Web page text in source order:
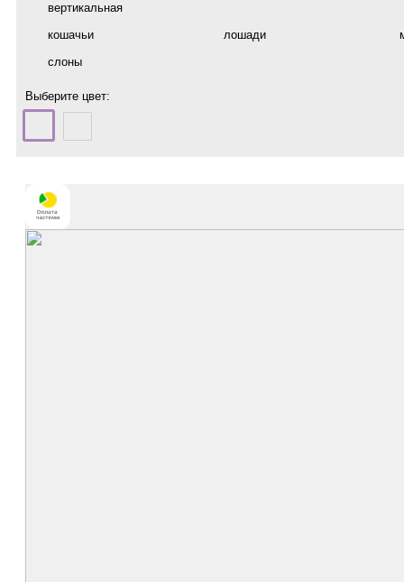
вертикальная
кошачьи
лошади
слоны
Выберите цвет: